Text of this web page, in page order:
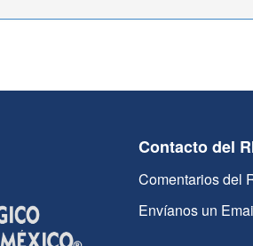
Contacto del
Comentarios del
Envíanos un